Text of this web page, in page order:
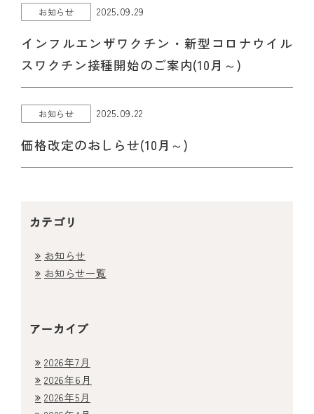
インフルエンザワクチン・新型コロナウイル
スワクチン接種開始のご案内(10月～)
お知らせ 2025.09.29
価格改定のおしらせ(10月～)
お知らせ 2025.09.22
カテゴリ
お知らせ
お知らせ一覧
アーカイブ
2026年7月
2026年6月
2026年5月